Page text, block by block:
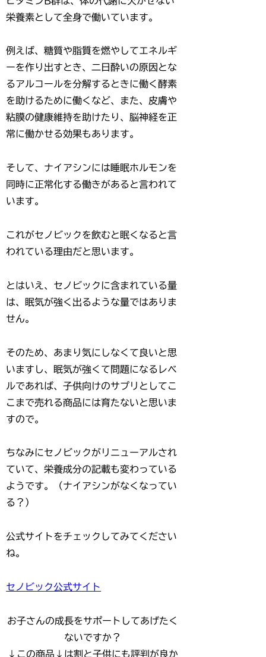
栄養素として全身で働いています。
例えば、糖質や脂質を燃やしてエネルギ
ーを作り出すとき、二日酔いの原因とな
るアルコールを分解するときに働く酵素
を助けるために働くなど、また、皮膚や
粘膜の健康維持を助けたり、脳神経を正
常に働かせる効果もあります。
そして、ナイアシンには睡眠ホルモンを
同時に正常化する働きがあると言われて
います。
これがセノビックを飲むと眠くなると言
われている理由だと思います。
とはいえ、セノビックに含まれている量
は、眠気が強く出るような量ではありま
せん。
そのため、あまり気にしなくて良いと思
いますし、眠気が強くて問題になるレベ
ルであれば、子供向けのサプリとしてこ
こまで売れる商品には育たないと思いま
すので。
ちなみにセノビックがリニューアルされ
ていて、栄養成分の記載も変わっている
ようです。（ナイアシンがなくなってい
る？）
公式サイトをチェックしてみてください
ね。
セノビック公式サイト
お子さんの成長をサポートしてあげたく
ないですか？
↓この商品↓は割と子供にも評判が良か